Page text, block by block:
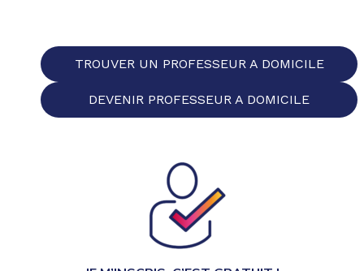
TROUVER UN PROFESSEUR A DOMICILE
DEVENIR PROFESSEUR A DOMICILE